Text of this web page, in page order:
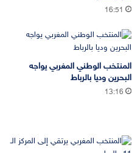
16:51
المنتخب الوطني المغربي يواجه
البحرين وديا بالرباط
13:16